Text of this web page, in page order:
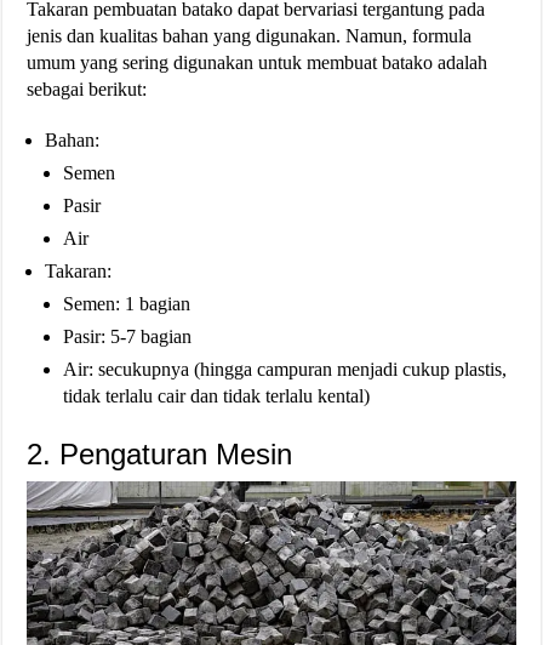
Takaran pembuatan batako dapat bervariasi tergantung pada
jenis dan kualitas bahan yang digunakan. Namun, formula
umum yang sering digunakan untuk membuat batako adalah
sebagai berikut:
Bahan:
Semen
Pasir
Air
Takaran:
Semen: 1 bagian
Pasir: 5-7 bagian
Air: secukupnya (hingga campuran menjadi cukup plastis,
tidak terlalu cair dan tidak terlalu kental)
2. Pengaturan Mesin